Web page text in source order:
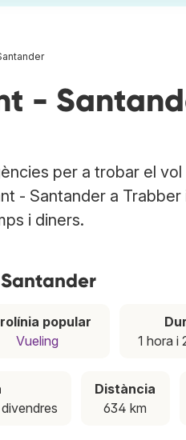
-
per a trobar el vol
- Santander a
i diners.
popular
Vueling
1 hora i
divendres
Distància
634 km